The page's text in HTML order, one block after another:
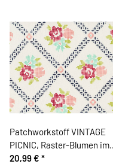
Patchworkstoff VINTAGE
PICNIC, Raster-Blumen im
Rautengitter, wollweiß-
20,99 € *